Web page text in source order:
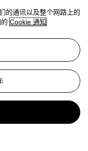
price will be the sum
and VAT of 8% on
only
的通讯以及整个网路上的
Cookie 通知